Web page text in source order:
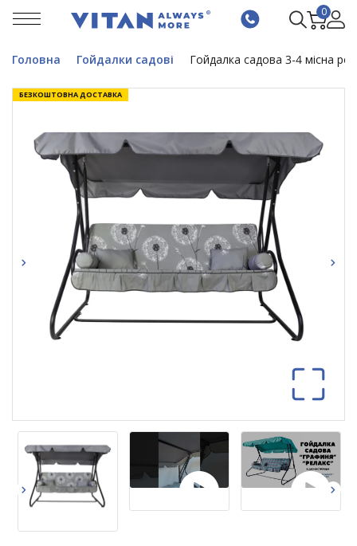
0
Головна Гойдалки садові Гойдалка садова 3-4 місна
БЕЗКОШТОВНА ДОСТАВКА